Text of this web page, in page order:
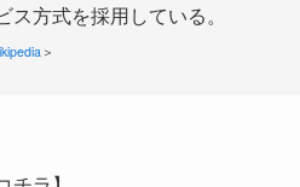
ス方式を採用している。
＞